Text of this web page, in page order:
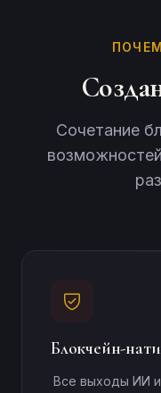
Сочетание
Блокчейн-
Все выходы ИИ и